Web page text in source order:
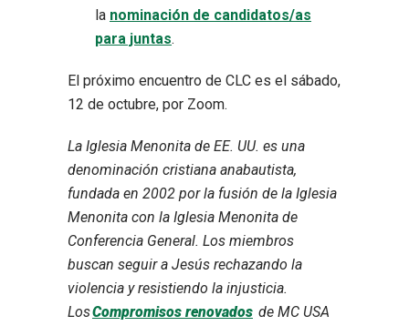
la nominación de candidatos/as
para juntas.
El próximo encuentro de CLC es el sábado,
12 de octubre, por Zoom.
La Iglesia Menonita de EE. UU. es una
denominación cristiana anabautista,
fundada en 2002 por la fusión de la Iglesia
Menonita con la Iglesia Menonita de
Conferencia General. Los miembros
buscan seguir a Jesús rechazando la
violencia y resistiendo la injusticia.
LosCompromisos renovados de MC USA